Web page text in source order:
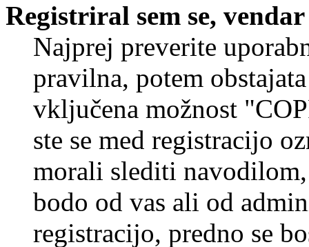
Registriral sem se,
Najprej preverite
pravilna, potem
vključena možnost
ste se med registracijo
morali slediti
bodo od vas ali od
registracijo, predno se